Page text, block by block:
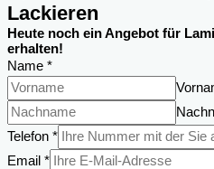
Lackieren
Heute noch ein Angebot für
erhalten!
Name *
Telefon *
Email *